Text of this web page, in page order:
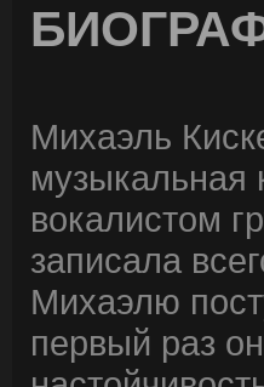
Михаэль
музыкальная
вокалистом
записала
Михаэлю
первый раз